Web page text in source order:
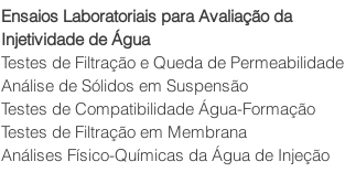
Ensaios Laboratoriais para Avaliação da
Injetividade de Água
Testes de Filtração e Queda de Permeabilidade
Análise de Sólidos em Suspensão
Testes de Compatibilidade Água-Formação
Testes de Filtração em Membrana
Análises Físico-Químicas da Água de Injeção